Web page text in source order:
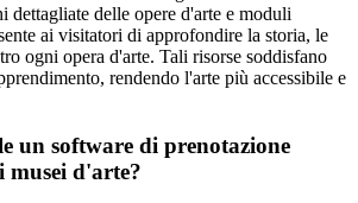
dettagliate delle opere d'arte e moduli
ai visitatori di approfondire la storia, le
ogni opera d'arte. Tali risorse soddisfano
rendendo l'arte più accessibile e
un software di prenotazione
musei d'arte?